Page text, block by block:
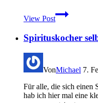
View Post
Test
Trekkingzelte:
Outdoor-
Trekkingzelte
Spirituskocher
VonMichael 7.
Für alle, die sich einen
hab ich hier mal eine